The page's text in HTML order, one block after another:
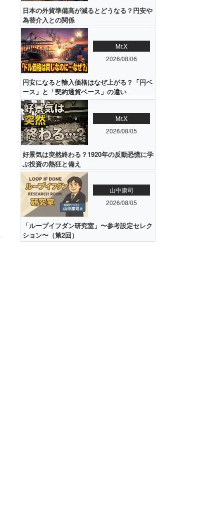
日本の外貨準備高が減るとどうなる？円安や
為替介入との関係
Mr.X
2026/08/06
円安になると輸入価格はなぜ上がる？「円ベ
ース」と「契約通貨ベース」の違い
Mr.X
2026/08/05
好景気は突然終わる？1920年の反動恐慌に学
ぶ投資の熱狂と備え
山中康司
2026/08/05
「ループイフダン研究室」〜参考設定セレク
ション〜（第2回）